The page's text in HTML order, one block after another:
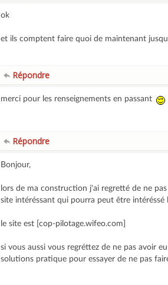
ok
et ils comptent faire quoi de maintenant
Répondre
merci pour les renseignements en passant
Répondre
Bonjour,
lors de ma construction j'ai regretté de ne
site intéréssant qui pourra peut être
le site est [cop-pilotage.wifeo.com]
si vous aussi vous regréttez de ne pas avoir
solutions pratique pour essayer de ne pas